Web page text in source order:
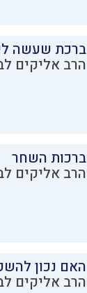
ברכת שעשה
הרב אליקים
ברכות השחר
הרב אליקים
האם נכון
הרב אליקים